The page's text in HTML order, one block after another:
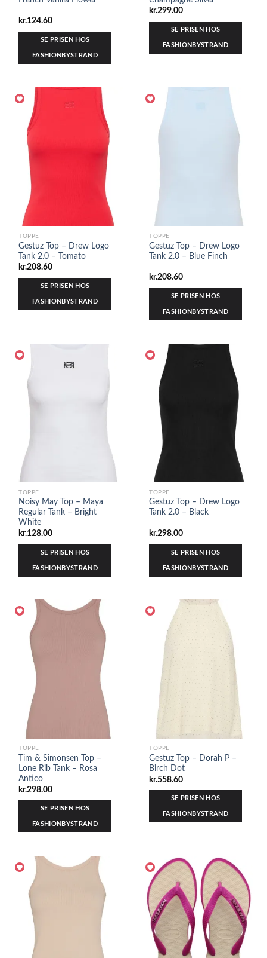
kr.124.60
SE PRISEN HOS
FASHIONBYSTRAND
kr.299.00
SE PRISEN HOS
FASHIONBYSTRAND
TOPPE
Gestuz Top – Drew Logo
Tank 2.0 – Tomato
kr.208.60
SE PRISEN HOS
FASHIONBYSTRAND
TOPPE
Gestuz Top – Drew Logo
Tank 2.0 – Blue Finch
kr.208.60
SE PRISEN HOS
FASHIONBYSTRAND
TOPPE
Noisy May Top – Maya
Regular Tank – Bright
White
kr.128.00
SE PRISEN HOS
FASHIONBYSTRAND
TOPPE
Gestuz Top – Drew Logo
Tank 2.0 – Black
kr.298.00
SE PRISEN HOS
FASHIONBYSTRAND
TOPPE
Tim & Simonsen Top –
Lone Rib Tank – Rosa
Antico
kr.298.00
SE PRISEN HOS
FASHIONBYSTRAND
TOPPE
Gestuz Top – Dorah P –
Birch Dot
kr.558.60
SE PRISEN HOS
FASHIONBYSTRAND